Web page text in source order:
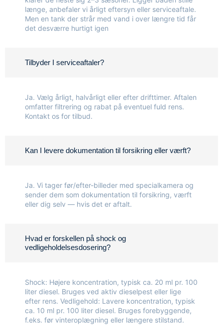
længe, anbefaler vi årligt eftersyn eller serviceaftale.
Men en tank der strår med vand i over længre tid får
det desværre hurtigt igen
Tilbyder I serviceaftaler?
Ja. Vælg årligt, halvårligt eller efter drifttimer. Aftalen
omfatter filtrering og rabat på eventuel fuld rens.
Kontakt os for tilbud.
Kan I levere dokumentation til forsikring eller værft?
Ja. Vi tager før/efter-billeder med specialkamera og
sender dem som dokumentation til forsikring, værft
eller dig selv — hvis det er aftalt.
Hvad er forskellen på shock og
vedligeholdelsesdosering?
Shock: Højere koncentration, typisk ca. 20 ml pr. 100
liter diesel. Bruges ved aktiv dieselpest eller lige
efter rens. Vedligehold: Lavere koncentration, typisk
ca. 10 ml pr. 100 liter diesel. Bruges forebyggende,
f.eks. før vinteroplægning eller længere stilstand.